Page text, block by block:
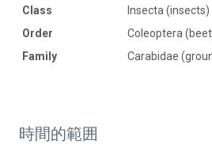
Class
Insecta (insects)
Order
Coleoptera
Family
Carabidae
時間的範囲